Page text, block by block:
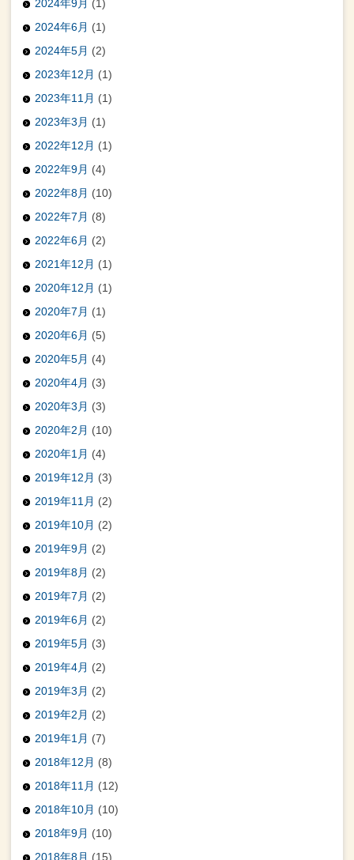
2024年9月 (1)
2024年6月 (1)
2024年5月 (2)
2023年12月 (1)
2023年11月 (1)
2023年3月 (1)
2022年12月 (1)
2022年9月 (4)
2022年8月 (10)
2022年7月 (8)
2022年6月 (2)
2021年12月 (1)
2020年12月 (1)
2020年7月 (1)
2020年6月 (5)
2020年5月 (4)
2020年4月 (3)
2020年3月 (3)
2020年2月 (10)
2020年1月 (4)
2019年12月 (3)
2019年11月 (2)
2019年10月 (2)
2019年9月 (2)
2019年8月 (2)
2019年7月 (2)
2019年6月 (2)
2019年5月 (3)
2019年4月 (2)
2019年3月 (2)
2019年2月 (2)
2019年1月 (7)
2018年12月 (8)
2018年11月 (12)
2018年10月 (10)
2018年9月 (10)
2018年8月 (15)